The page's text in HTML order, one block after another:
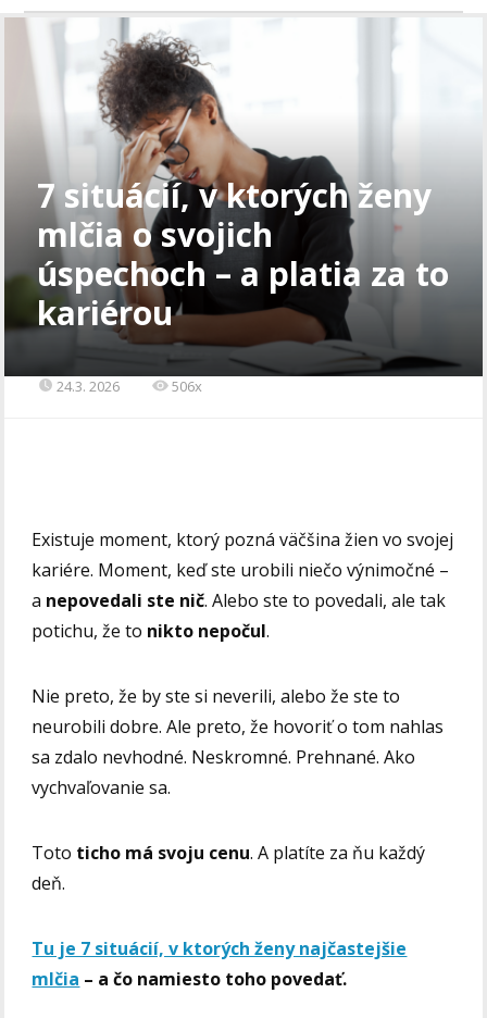
7 situácií, v ktorých ženy
mlčia o svojich
úspechoch – a platia za to
kariérou
24.3. 2026 506x
Existuje moment, ktorý pozná väčšina žien vo svojej
kariére. Moment, keď ste urobili niečo výnimočné –
a nepovedali ste nič. Alebo ste to povedali, ale tak
potichu, že to nikto nepočul.
Nie preto, že by ste si neverili, alebo že ste to
neurobili dobre. Ale preto, že hovoriť o tom nahlas
sa zdalo nevhodné. Neskromné. Prehnané. Ako
vychvaľovanie sa.
Toto ticho má svoju cenu. A platíte za ňu každý
deň.
Tu je 7 situácií, v ktorých ženy najčastejšie
mlčia – a čo namiesto toho povedať.